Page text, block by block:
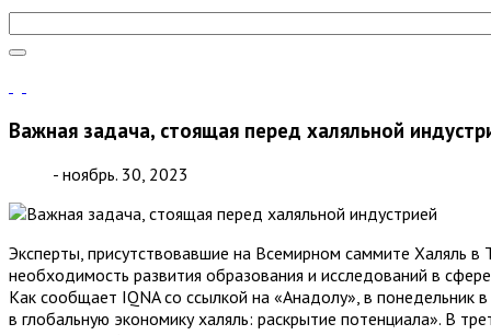
Важная задача, стоящая перед халяльной
- ноябрь. 30, 2023
Эксперты, присутствовавшие на Всемирном саммите Халяль в
необходимость развития образования и исследований в
Как сообщает IQNA со ссылкой на «Анадолу», в
в глобальную экономику халяль: раскрытие потенциала». В